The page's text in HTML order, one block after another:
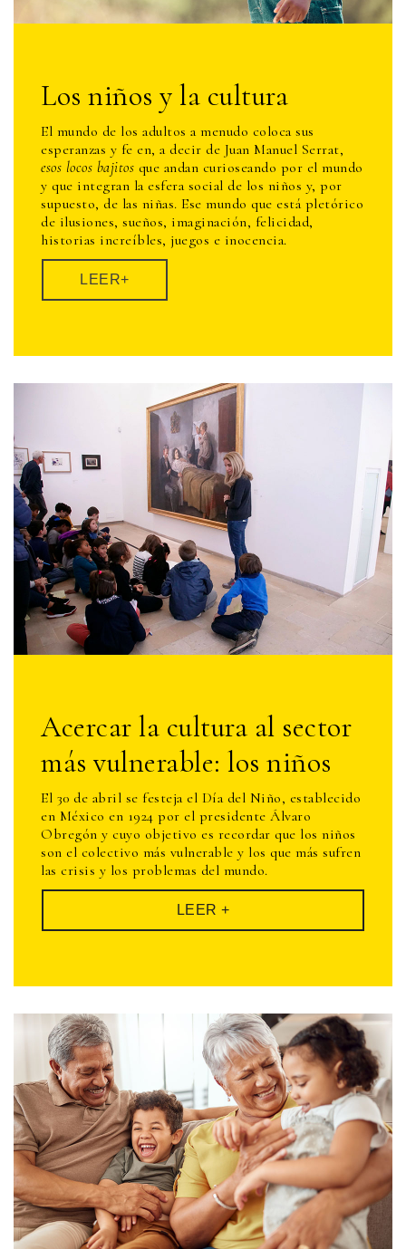
Los niños y la cultura
El mundo de los adultos a menudo coloca sus
esperanzas y fe en, a decir de Juan Manuel Serrat,
esos locos bajitos que andan curioseando por el mundo
y que integran la esfera social de los niños y, por
supuesto, de las niñas. Ese mundo que está pletórico
de ilusiones, sueños, imaginación, felicidad,
historias increíbles, juegos e inocencia.
LEER+
Acercar la cultura al sector
más vulnerable: los niños
El 30 de abril se festeja el Día del Niño, establecido
en México en 1924 por el presidente Álvaro
Obregón y cuyo objetivo es recordar que los niños
son el colectivo más vulnerable y los que más sufren
las crisis y los problemas del mundo.
LEER +